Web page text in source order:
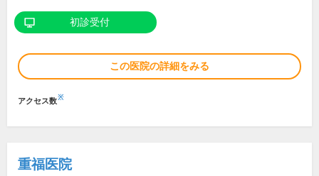
初診受付
この医院の詳細をみる
アクセス数※
重福医院